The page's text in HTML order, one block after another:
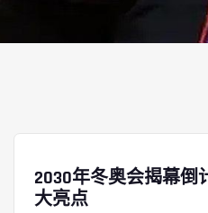
2030年冬奥会揭幕倒
大亮点